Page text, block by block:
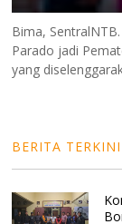
Bima,
Parado jadi
yang
BERITA TERKINI